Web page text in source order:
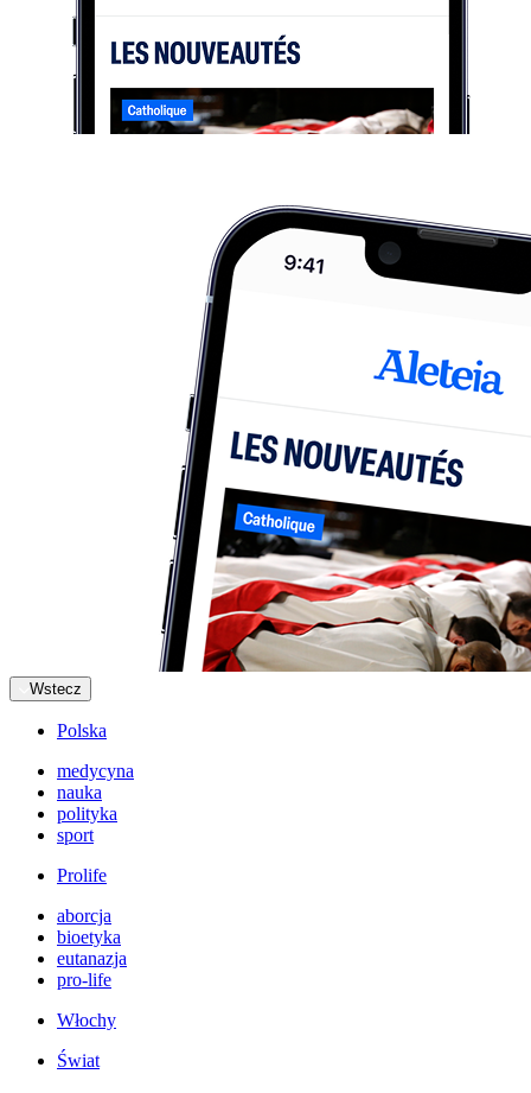
Wstecz
Polska
medycyna
nauka
polityka
sport
Prolife
aborcja
bioetyka
eutanazja
pro-life
Włochy
Świat